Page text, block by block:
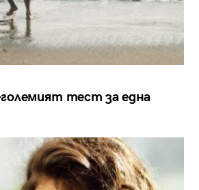
тест за една